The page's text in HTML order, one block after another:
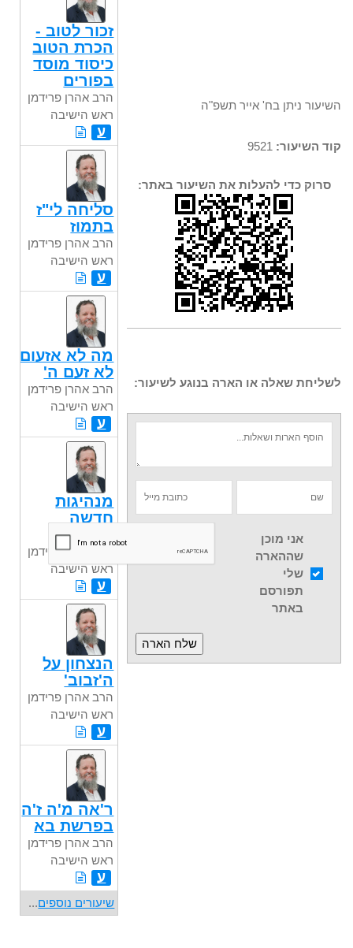
השיעור ניתן בח' אייר תשפ"ה
קוד השיעור:
סרוק כדי להעלות את השיעור באתר:
לשליחת שאלה או הארה בנוגע לשיעור:
אני מוכן
שההארה
שלי
תפורסם
באתר
זכור לטוב -
הכרת הטוב
כיסוד מוסד
בפורים
הרב אהרן פרידמן
ראש הישיבה
ע
סליחה לי"ז
בתמוז
הרב אהרן פרידמן
ראש הישיבה
ע
מה לא אזעום
לא זעם ה'
הרב אהרן פרידמן
ראש הישיבה
ע
מנהיגות
חדשה
לישראל
הרב אהרן פרידמן
ראש הישיבה
ע
הנצחון על
ה'זבוב'
הרב אהרן פרידמן
ראש הישיבה
ע
ר'אה מ'ה ז'ה
בפרשת בא
הרב אהרן פרידמן
ראש הישיבה
ע
שיעורים נוספים...